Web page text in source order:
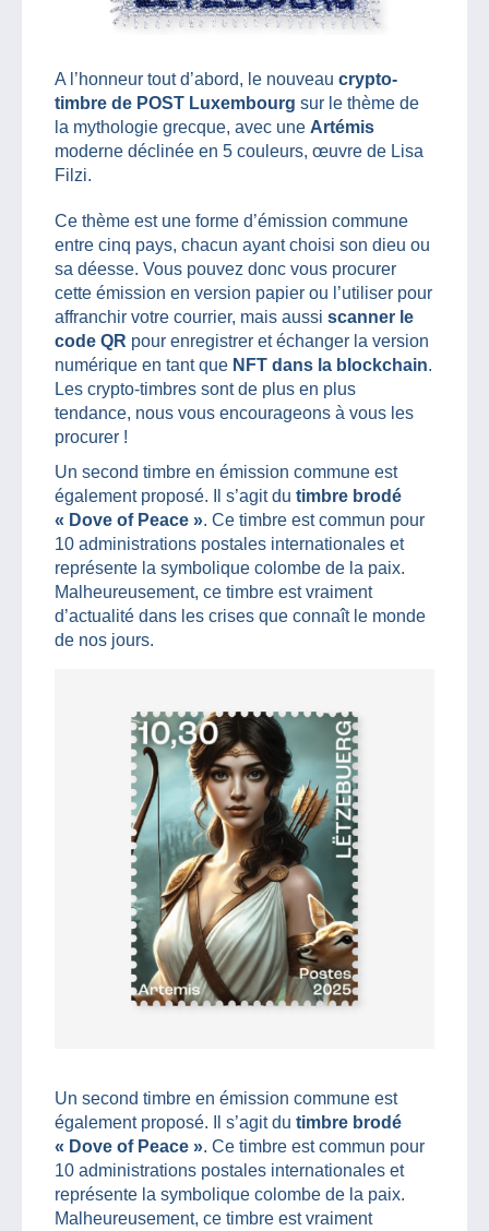
A l’honneur tout d’abord, le nouveau crypto-
timbre de POST Luxembourg sur le thème de
la mythologie grecque, avec une Artémis
moderne déclinée en 5 couleurs, œuvre de Lisa
Filzi.
Ce thème est une forme d’émission commune
entre cinq pays, chacun ayant choisi son dieu ou
sa déesse. Vous pouvez donc vous procurer
cette émission en version papier ou l’utiliser pour
affranchir votre courrier, mais aussi scanner le
code QR pour enregistrer et échanger la version
numérique en tant que NFT dans la blockchain.
Les crypto-timbres sont de plus en plus
tendance, nous vous encourageons à vous les
procurer !
Un second timbre en émission commune est
également proposé. Il s’agit du timbre brodé
« Dove of Peace ». Ce timbre est commun pour
10 administrations postales internationales et
représente la symbolique colombe de la paix.
Malheureusement, ce timbre est vraiment
d’actualité dans les crises que connaît le monde
de nos jours.
Un second timbre en émission commune est
également proposé. Il s’agit du timbre brodé
« Dove of Peace ». Ce timbre est commun pour
10 administrations postales internationales et
représente la symbolique colombe de la paix.
Malheureusement, ce timbre est vraiment